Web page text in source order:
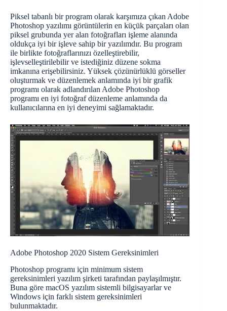
Piksel tabanlı bir program olarak karşımıza çıkan Adobe
Photoshop yazılımı görüntülerin en küçük parçaları olan
piksel grubunda yer alan fotoğrafları işleme alanında
oldukça iyi bir işleve sahip bir yazılımdır. Bu program
ile birlikte fotoğraflarınızı özelleştirebilir,
işlevselleştirilebilir ve istediğiniz düzene sokma
imkanına erişebilirsiniz. Yüksek çözünürlüklü görseller
oluşturmak ve düzenlemek anlamında iyi bir grafik
programı olarak adlandırılan Adobe Photoshop
programı en iyi fotoğraf düzenleme anlamında da
kullanıcılarına en iyi deneyimi sağlamaktadır.
Adobe Photoshop 2020 Sistem Gereksinimleri
Photoshop programı için minimum sistem
gereksinimleri yazılım şirketi tarafından paylaşılmıştır.
Buna göre macOS yazılım sistemli bilgisayarlar ve
Windows için farklı sistem gereksinimleri
bulunmaktadır.